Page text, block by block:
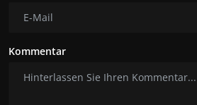
Kommentar